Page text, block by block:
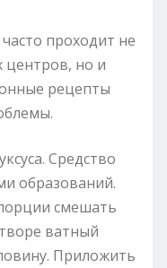
проходит не
центров, но и
рецепты
Средство
образований.
смешать
ватный
Приложить